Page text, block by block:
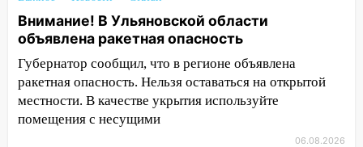
120 тысяч долга
11:49 Снят режим «Ракетная
опасность» на территории Ульяновской
области
11:30 Кабмин РФ разрешил до 1 июля
2027 года импорт, выпуск и обращение
Внимание! В Ульяновской области
объявлена ракетная опасность
Губернатор сообщил, что в регионе объявлена
ракетная опасность. Нельзя оставаться на открытой
местности. В качестве укрытия используйте
помещения с несущими
06.08.2026